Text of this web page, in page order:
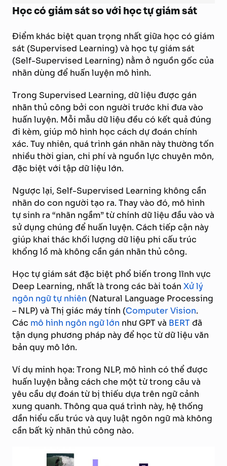
Học có giám sát so với học tự giám sát
Điểm khác biệt quan trọng nhất giữa học có giám
sát (Supervised Learning) và học tự giám sát
(Self-Supervised Learning) nằm ở nguồn gốc của
nhãn dùng để huấn luyện mô hình.
Trong Supervised Learning, dữ liệu được gán
nhãn thủ công bởi con người trước khi đưa vào
huấn luyện. Mỗi mẫu dữ liệu đều có kết quả đúng
đi kèm, giúp mô hình học cách dự đoán chính
xác. Tuy nhiên, quá trình gán nhãn này thường tốn
nhiều thời gian, chi phí và nguồn lực chuyên môn,
đặc biệt với tập dữ liệu lớn.
Ngược lại, Self-Supervised Learning không cần
nhãn do con người tạo ra. Thay vào đó, mô hình
tự sinh ra “nhãn ngầm” từ chính dữ liệu đầu vào và
sử dụng chúng để huấn luyện. Cách tiếp cận này
giúp khai thác khối lượng dữ liệu phi cấu trúc
khổng lồ mà không cần gán nhãn thủ công.
Học tự giám sát đặc biệt phổ biến trong lĩnh vực
Deep Learning, nhất là trong các bài toán Xử lý
ngôn ngữ tự nhiên (Natural Language Processing
– NLP) và Thị giác máy tính (Computer Vision.
Các mô hình ngôn ngữ lớn như GPT và BERT đã
tận dụng phương pháp này để học từ dữ liệu văn
bản quy mô lớn.
Ví dụ minh họa: Trong NLP, mô hình có thể được
huấn luyện bằng cách che một từ trong câu và
yêu cầu dự đoán từ bị thiếu dựa trên ngữ cảnh
xung quanh. Thông qua quá trình này, hệ thống
dần hiểu cấu trúc và quy luật ngôn ngữ mà không
cần bất kỳ nhãn thủ công nào.